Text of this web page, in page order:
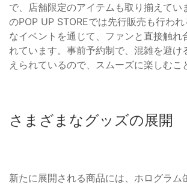
で、店舗限定のアイテムも取り揃えてい
のPOP UP STOREでは先行販売も行わ
なイベントを通じて、ファンと直接触れ
れています。事前予約制で、混雑を避け
えられているので、スムーズに楽しむこ
さまざまなグッズの展開
新たに展開される商品には、ホログラム